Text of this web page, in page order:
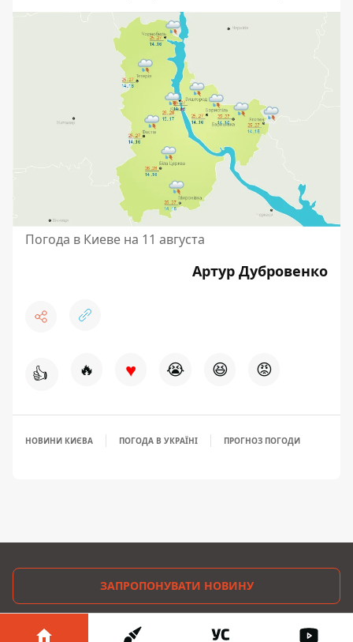
Погода в Киеве на 11 августа
Артур Дубровенко
👍 🔥 ♥ 😭 😆 😡
НОВИНИ КИЄВА ПОГОДА В УКРАЇНІ ПРОГНОЗ ПОГОДИ
ЗАПРОПОНУВАТИ НОВИНУ
Головна